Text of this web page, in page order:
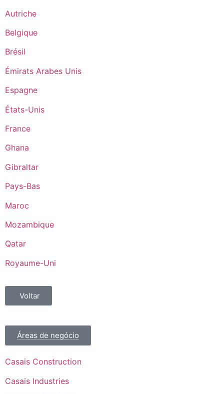
Autriche
Belgique
Brésil
Émirats Arabes Unis
Espagne
États-Unis
France
Ghana
Gibraltar
Pays-Bas
Maroc
Mozambique
Qatar
Royaume-Uni
Voltar
Áreas de negócio
Casais Construction
Casais Industries